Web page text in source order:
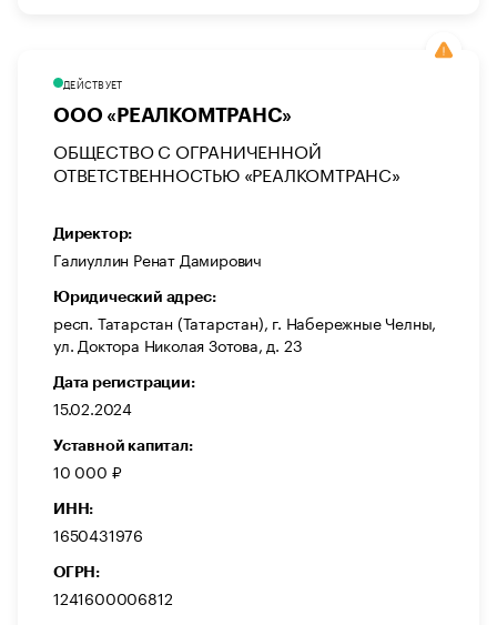
ДЕЙСТВУЕТ
ООО «РЕАЛКОМТРАНС»
ОБЩЕСТВО С ОГРАНИЧЕННОЙ
ОТВЕТСТВЕННОСТЬЮ «РЕАЛКОМТРАНС»
Директор:
Галиуллин Ренат Дамирович
Юридический адрес:
респ. Татарстан (Татарстан), г. Набережные Челны,
ул. Доктора Николая Зотова, д. 23
Дата регистрации:
15.02.2024
Уставной капитал:
10 000 ₽
ИНН:
1650431976
ОГРН:
1241600006812